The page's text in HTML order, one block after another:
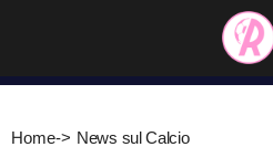
contenuto
Home-> News sul Calcio